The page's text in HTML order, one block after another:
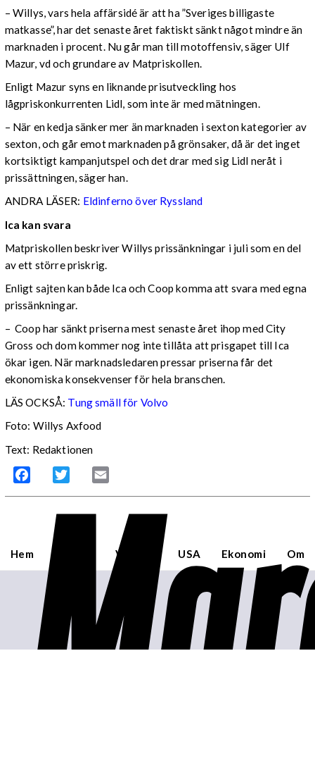
– Willys, vars hela affärsidé är att ha ”Sveriges billigaste
matkasse”, har det senaste året faktiskt sänkt något mindre än
marknaden i procent. Nu går man till motoffensiv, säger Ulf
Mazur, vd och grundare av Matpriskollen.
Enligt Mazur syns en liknande prisutveckling hos
lågpriskonkurrenten Lidl, som inte är med mätningen.
– När en kedja sänker mer än marknaden i sexton kategorier av
sexton, och går emot marknaden på grönsaker, då är det inget
kortsiktigt kampanjutspel och det drar med sig Lidl neråt i
prissättningen, säger han.
ANDRA LÄSER: Eldinferno över Ryssland
Ica kan svara
Matpriskollen beskriver Willys prissänkningar i juli som en del
av ett större priskrig.
Enligt sajten kan både Ica och Coop komma att svara med egna
prissänkningar.
– Coop har sänkt priserna mest senaste året ihop med City
Gross och dom kommer nog inte tillåta att prisgapet till Ica
ökar igen. När marknadsledaren pressar priserna får det
ekonomiska konsekvenser för hela branschen.
LÄS OCKSÅ: Tung smäll för Volvo
Foto: Willys Axfood
Text: Redaktionen
Facebook Twitter
Hem Världen USA Ekonomi Om